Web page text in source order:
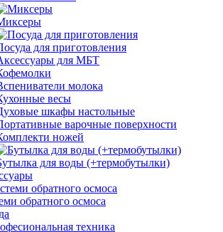
для приготовления
для МБТ
молока
весы
шкафы настольные
варочные поверхности
ножей
для воды (+термобутылки)
обратного осмоса